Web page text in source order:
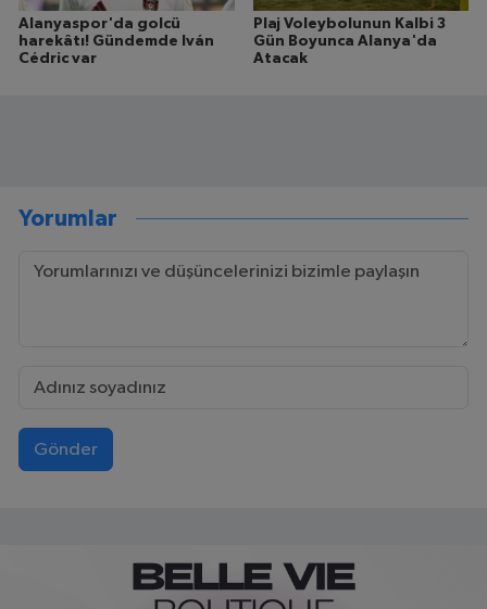
Alanyaspor'da golcü
harekâtı! Gündemde Iván
Cédric var
Plaj Voleybolunun Kalbi 3
Gün Boyunca Alanya'da
Atacak
Yorumlar
Gönder